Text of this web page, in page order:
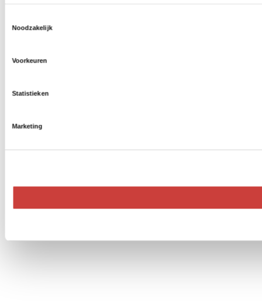
Noodzakelijk
Voorkeuren
Statistieken
Marketing